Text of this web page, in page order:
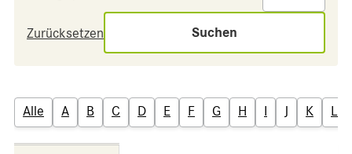
Zurücksetzen Suchen
Alle A B C D E F G H I J K L